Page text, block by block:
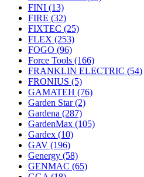
FINI (13)
FIRE (32)
FIXTEC (25)
FLEX (253)
FOGO (96)
Force Tools (166)
FRANKLIN ELECTRIC (54)
FRONIUS (5)
GAMATEH (76)
Garden Star(2)
Gardena (287)
GardenMax (105)
Gardex (10)
GAV (196)
Genergy (58)
GENMAC (65)